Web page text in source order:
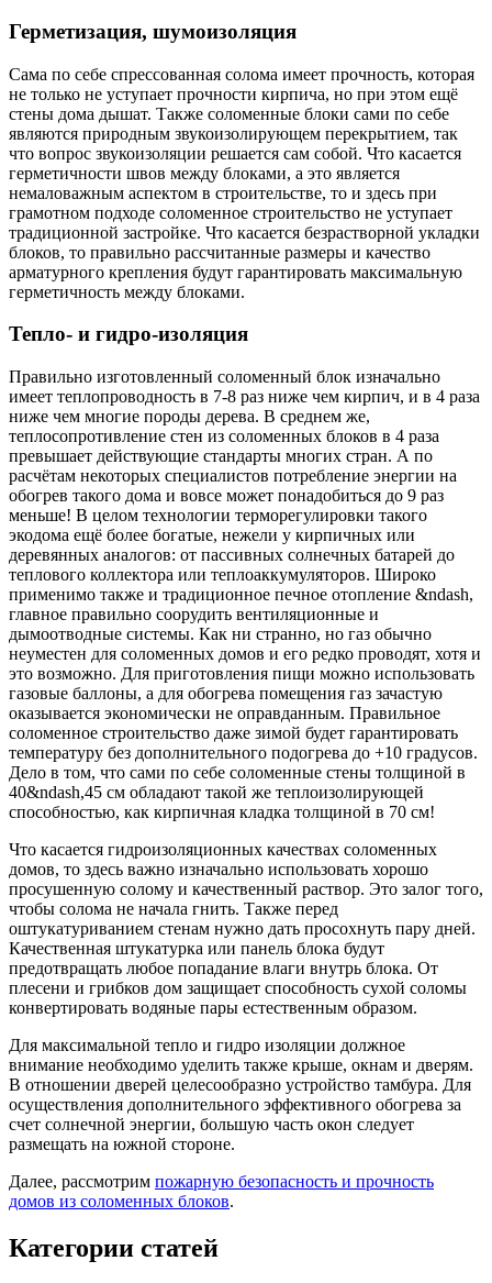
Герметизация, шумоизоляция
Сама по себе спрессованная солома имеет прочность, которая
не только не уступает прочности кирпича, но при этом ещё
стены дома дышат. Также соломенные блоки сами по себе
являются природным звукоизолирующем перекрытием, так
что вопрос звукоизоляции решается сам собой. Что касается
герметичности швов между блоками, а это является
немаловажным аспектом в строительстве, то и здесь при
грамотном подходе соломенное строительство не уступает
традиционной застройке. Что касается безрастворной укладки
блоков, то правильно рассчитанные размеры и качество
арматурного крепления будут гарантировать максимальную
герметичность между блоками.
Тепло- и гидро-изоляция
Правильно изготовленный соломенный блок изначально
имеет теплопроводность в 7-8 раз ниже чем кирпич, и в 4 раза
ниже чем многие породы дерева. В среднем же,
теплосопротивление стен из соломенных блоков в 4 раза
превышает действующие стандарты многих стран. А по
расчётам некоторых специалистов потребление энергии на
обогрев такого дома и вовсе может понадобиться до 9 раз
меньше! В целом технологии терморегулировки такого
экодома ещё более богатые, нежели у кирпичных или
деревянных аналогов: от пассивных солнечных батарей до
теплового коллектора или теплоаккумуляторов. Широко
применимо также и традиционное печное отопление &ndash,
главное правильно соорудить вентиляционные и
дымоотводные системы. Как ни странно, но газ обычно
неуместен для соломенных домов и его редко проводят, хотя и
это возможно. Для приготовления пищи можно использовать
газовые баллоны, а для обогрева помещения газ зачастую
оказывается экономически не оправданным. Правильное
соломенное строительство даже зимой будет гарантировать
температуру без дополнительного подогрева до +10 градусов.
Дело в том, что сами по себе соломенные стены толщиной в
40&ndash,45 см обладают такой же теплоизолирующей
способностью, как кирпичная кладка толщиной в 70 см!
Что касается гидроизоляционных качествах соломенных
домов, то здесь важно изначально использовать хорошо
просушенную солому и качественный раствор. Это залог того,
чтобы солома не начала гнить. Также перед
оштукатуриванием стенам нужно дать просохнуть пару дней.
Качественная штукатурка или панель блока будут
предотвращать любое попадание влаги внутрь блока. От
плесени и грибков дом защищает способность сухой соломы
конвертировать водяные пары естественным образом.
Для максимальной тепло и гидро изоляции должное
внимание необходимо уделить также крыше, окнам и дверям.
В отношении дверей целесообразно устройство тамбура. Для
осуществления дополнительного эффективного обогрева за
счет солнечной энергии, большую часть окон следует
размещать на южной стороне.
Далее, рассмотрим пожарную безопасность и прочность
домов из соломенных блоков.
Категории статей